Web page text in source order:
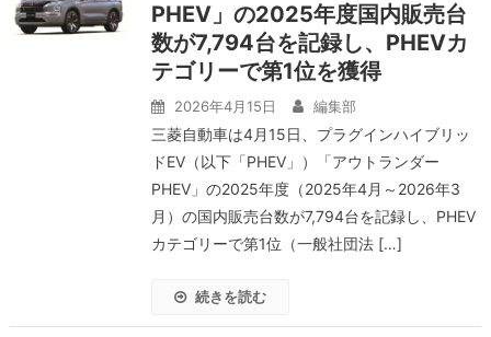
PHEV」の2025年度国内販売台
数が7,794台を記録し、PHEVカ
テゴリーで第1位を獲得
2026年4月15日 編集部
三菱自動車は4月15日、プラグインハイブリッ
ドEV（以下「PHEV」）「アウトランダー
PHEV」の2025年度（2025年4月～2026年3
月）の国内販売台数が7,794台を記録し、PHEV
カテゴリーで第1位（一般社団法 […]
続きを読む